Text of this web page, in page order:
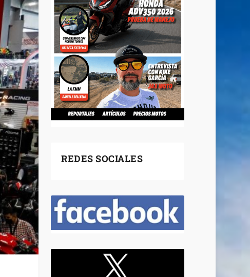
REDES SOCIALES